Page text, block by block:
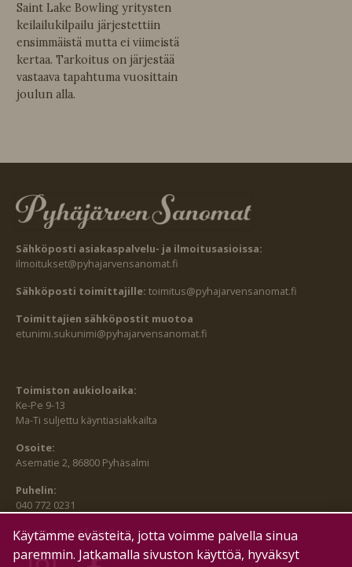
Saint Lake Bowling yritysten
keilailukilpailu järjestettiin
ensimmäistä mutta ei viimeistä
kertaa. Tarkoitus on järjestää
vastaava tapahtuma vuosittain
joulun alla.
Sähköposti asiakaspalvelu- ja ilmoitusasioissa:
ilmoitukset@pyhajarvensanomat.fi
Sähköposti toimittajille: toimitus@pyhajarvensanomat.fi
Toimittajien sähköpostit muotoa
etunimi.sukunimi@pyhajarvensanomat.fi
Toimiston aukioloaika:
Ke-Pe 9-13
Ma-Ti suljettu käyntiasiakkailta
Osoite:
Asematie 2, 86800 Pyhäsalmi
Puhelin:
040 772 0231
SEURAA MEITÄ MYÖS:
Käytämme evästeitä, jotta voimme palvella sinua
paremmin. Jatkamalla sivuston käyttöä, hyväksyt